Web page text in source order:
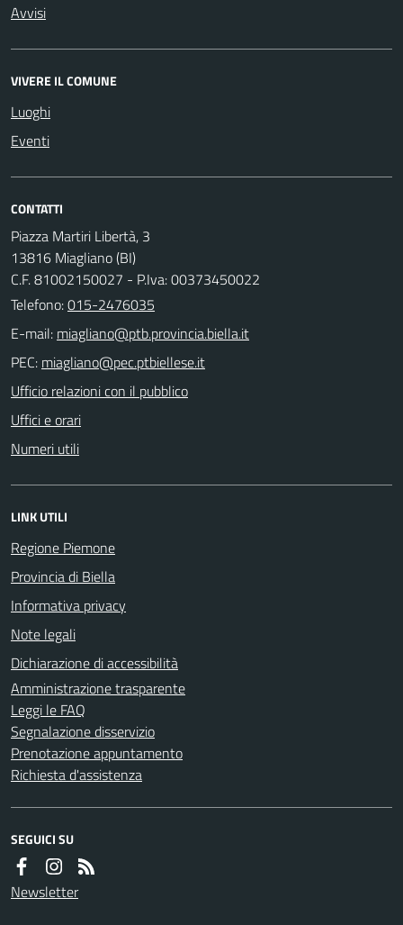
Avvisi
VIVERE IL COMUNE
Luoghi
Eventi
CONTATTI
Piazza Martiri Libertà, 3
13816 Miagliano (BI)
C.F. 81002150027 - P.Iva: 00373450022
Telefono:015-2476035
E-mail:
PEC:
Ufficio relazioni con il pubblico
Uffici e orari
Numeri utili
LINK UTILI
Regione Piemone
Provincia di Biella
Informativa privacy
Note legali
Dichiarazione di accessibilità
Amministrazione trasparente
Leggi le FAQ
Segnalazione disservizio
Prenotazione appuntamento
Richiesta d'assistenza
SEGUICI SU
Newsletter